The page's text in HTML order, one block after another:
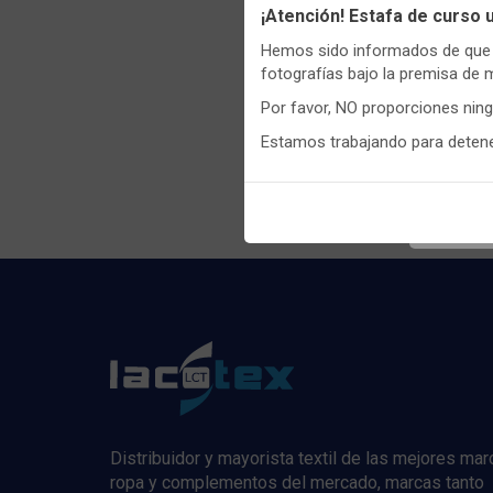
Distribuidor y mayorista textil de las mejores
ropa y complementos del mercado, marcas tanto
¡Atención! Estafa de curso
Hemos sido informados de
fotografías bajo la premisa de
Por favor, NO proporciones
Estamos trabajando para